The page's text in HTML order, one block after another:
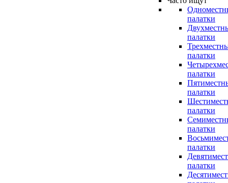
палатки
палатки
палатки
палатки
палатки
палатки
палатки
палатки
палатки